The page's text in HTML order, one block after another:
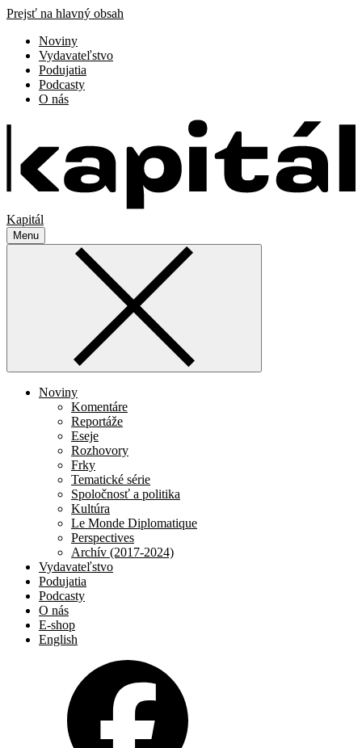
Prejsť na hlavný obsah
Noviny
Vydavateľstvo
Podujatia
Podcasty
O nás
Kapitál
Menu
Noviny
Komentáre
Reportáže
Eseje
Rozhovory
Frky
Tematické série
Spoločnosť a politika
Kultúra
Le Monde Diplomatique
Perspectives
Archív (2017-2024)
Vydavateľstvo
Podujatia
Podcasty
O nás
E-shop
English